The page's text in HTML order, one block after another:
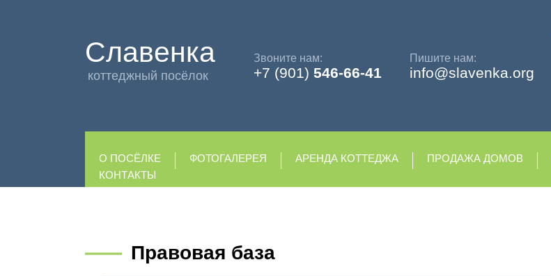
Славенка
коттеджный посёлок
Звоните нам:
+7 (901) 546-66-41
Пишите нам:
info@slavenka.org
О ПОСЁЛКЕ ФОТОГАЛЕРЕЯ АРЕНДА КОТТЕДЖА ПРОДАЖА ДОМОВ
КОНТАКТЫ
Правовая база